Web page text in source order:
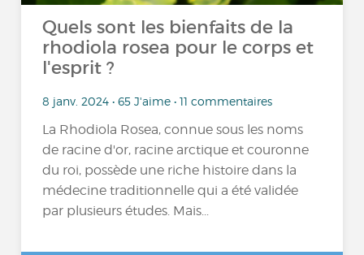
Quels sont les bienfaits de la
rhodiola rosea pour le corps et
l'esprit ?
8 janv. 2024 • 65 J'aime • 11 commentaires
La Rhodiola Rosea, connue sous les noms
de racine d'or, racine arctique et couronne
du roi, possède une riche histoire dans la
médecine traditionnelle qui a été validée
par plusieurs études. Mais...